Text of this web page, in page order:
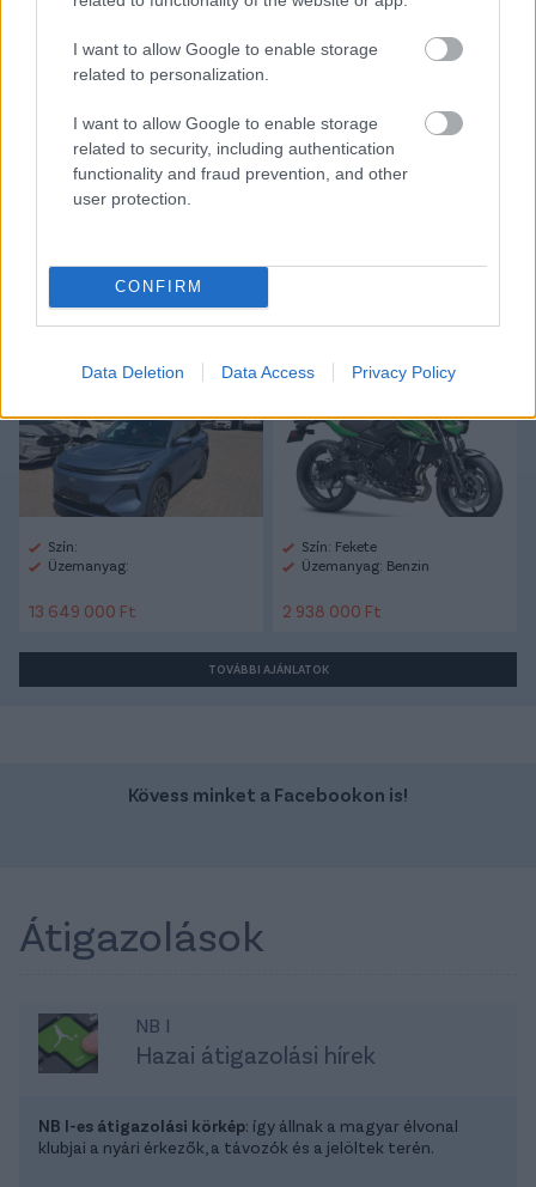
I want to allow Google to enable storage
related to personalization.
I want to allow Google to enable storage
related to security, including authentication
functionality and fraud prevention, and other
user protection.
CONFIRM
Data Deletion Data Access Privacy Policy
Link másolása
CÍMKÉK: #MAGYAR FOCI #NB I #KISVÁRDA
#RÉVÉSZ
ATTILA
#ÖTVÖS BENCE
Autópiac
Szín:
Üzemanyag:
13 649 000 Ft
Kawasaki Z 650 S
Szín: Fekete
Üzemanyag: Benzin
2 938 000 Ft
TOVÁBBI AJÁNLATOK
Kövess minket a Facebookon is!
Átigazolások
NB I
Hazai átigazolási hírek
NB I-es átigazolási körkép: így állnak a magyar élvonal
klubjai a nyári érkezők, a távozók és a jelöltek terén.